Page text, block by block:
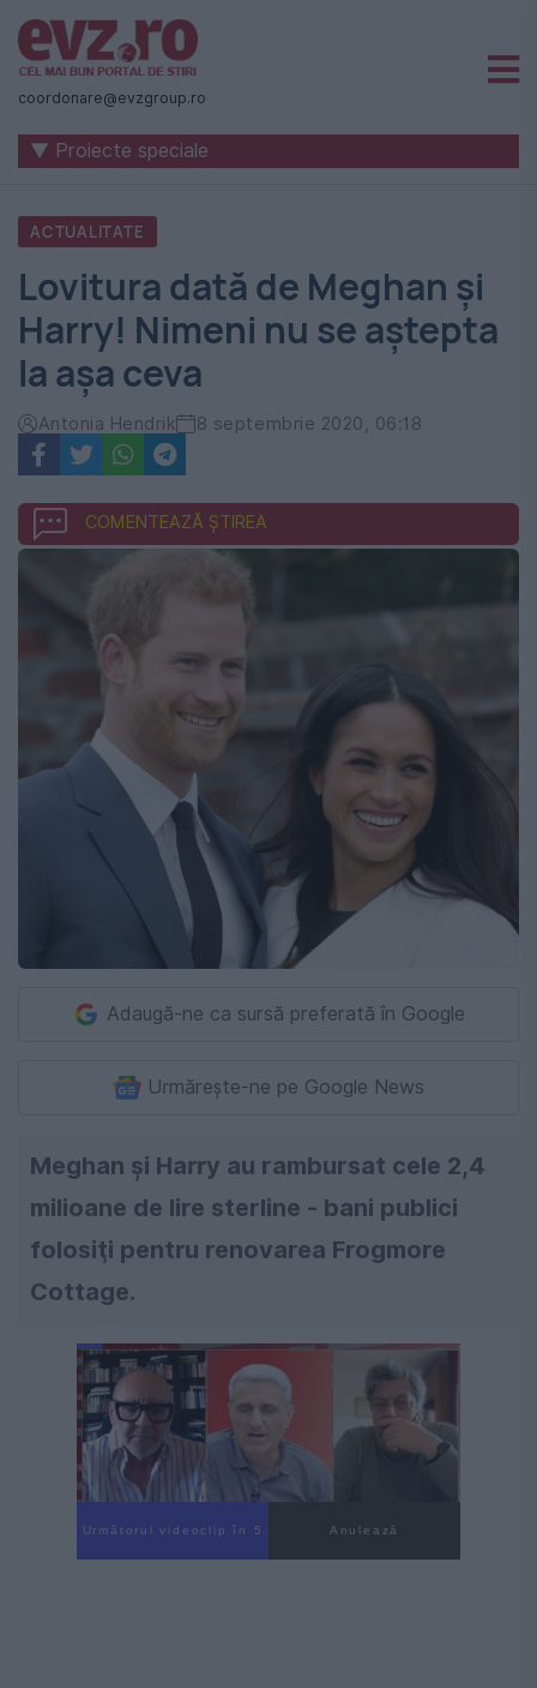
Știri
naționale
internaționale
România
-
Evenimentul
Zilei
coordonare@evzgroup.ro
▼ Proiecte speciale
ACTUALITATE
Lovitura dată de Meghan şi
Harry! Nimeni nu se aştepta
la aşa ceva
Antonia Hendrik 8 septembrie 2020, 06:18
COMENTEAZĂ ȘTIREA
Adaugă-ne ca sursă preferată în Google
Urmărește-ne pe Google News
Meghan şi Harry au rambursat cele 2,4
milioane de lire sterline - bani publici
folosiţi pentru renovarea Frogmore
Cottage.
Următorul videoclip în 4 Anulează